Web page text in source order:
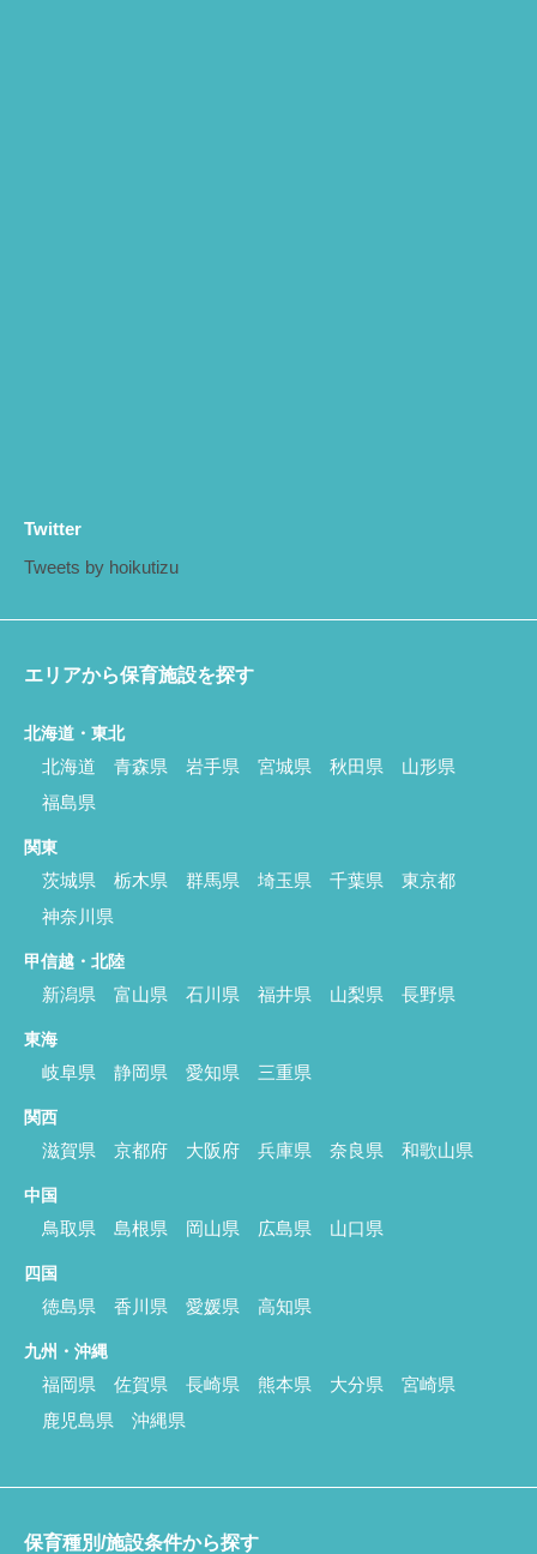
Twitter
Tweets by hoikutizu
エリアから保育施設を探す
北海道・東北
北海道 青森県 岩手県 宮城県 秋田県
山形県
福島県
関東
茨城県 栃木県 群馬県 埼玉県 千葉県
東京都
神奈川県
甲信越・北陸
新潟県 富山県 石川県 福井県 山梨県 長野県
東海
岐阜県 静岡県 愛知県 三重県
関西
滋賀県 京都府 大阪府 兵庫県 奈良県 和歌山県
中国
鳥取県 島根県 岡山県 広島県 山口県
四国
徳島県 香川県 愛媛県 高知県
九州・沖縄
福岡県 佐賀県 長崎県 熊本県 大分県
宮崎県
鹿児島県
沖縄県
保育種別/施設条件から探す